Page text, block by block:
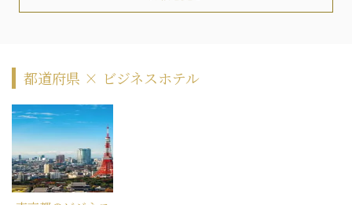
都道府県 × ビジネスホテル